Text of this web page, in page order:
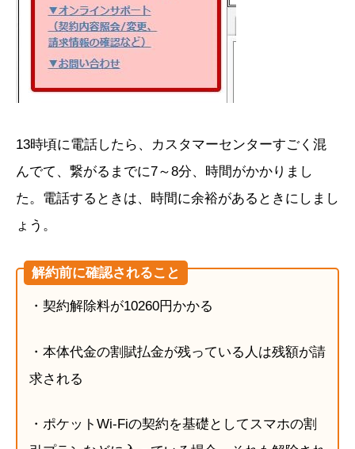
13時頃に電話したら、カスタマーセンターすごく混
んでて、繋がるまでに7～8分、時間がかかりまし
た。電話するときは、時間に余裕があるときにしまし
ょう。
解約前に確認されること
・契約解除料が10260円かかる
・本体代金の割賦払金が残っている人は残額が請
求される
・ポケットWi-Fiの契約を基礎としてスマホの割